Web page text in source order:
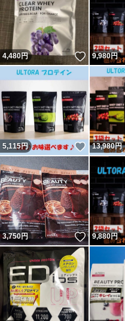
4,480円 いいね！
9,980円
5,115円 いいね！
13,980円
3,750円 いいね！
9,880円